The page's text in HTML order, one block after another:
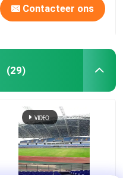
Contacteer ons
(29)